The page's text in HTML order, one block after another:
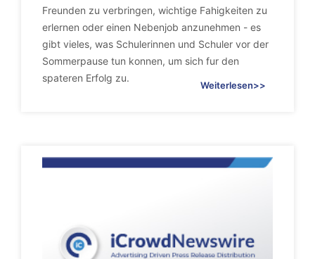
Freunden zu verbringen, wichtige Fahigkeiten zu
erlernen oder einen Nebenjob anzunehmen - es
gibt vieles, was Schulerinnen und Schuler vor der
Sommerpause tun konnen, um sich fur den
spateren Erfolg zu.
Weiterlesen>>